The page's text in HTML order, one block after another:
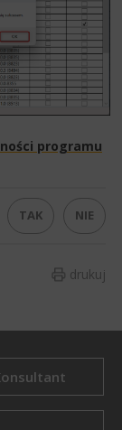
programu
TAK NIE
drukuj